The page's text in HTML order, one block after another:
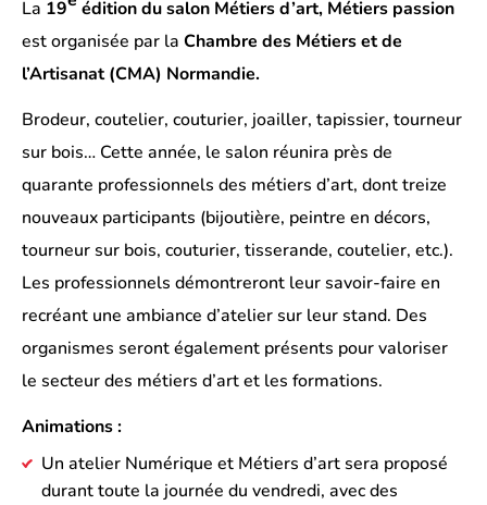
La 19
édition du salon Métiers d’art, Métiers passion
est organisée par la Chambre des Métiers et de
l’Artisanat (CMA) Normandie.
Brodeur, coutelier, couturier, joailler, tapissier, tourneur
sur bois… Cette année, le salon réunira près de
quarante professionnels des métiers d’art, dont treize
nouveaux participants (bijoutière, peintre en décors,
tourneur sur bois, couturier, tisserande, coutelier, etc.).
Les professionnels démontreront leur savoir-faire en
recréant une ambiance d’atelier sur leur stand. Des
organismes seront également présents pour valoriser
le secteur des métiers d’art et les formations.
Animations :
Un atelier Numérique et Métiers d’art sera proposé
durant toute la journée du vendredi, avec des